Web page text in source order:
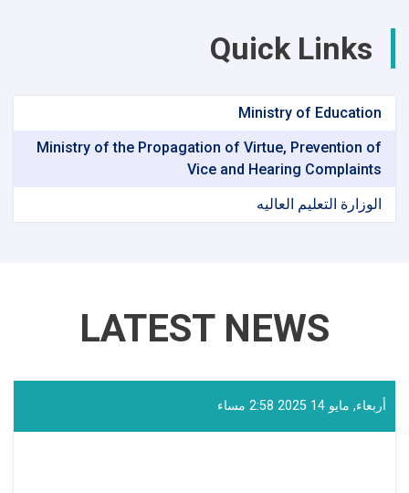
Quick Links
Ministry of Education
Ministry of the Propagation of Virtue, Prevention of
Vice and Hearing Complaints
الوزارة التعلیم العالیه
LATEST NEWS
أربعاء, مايو 14 2025 2:58 مساء